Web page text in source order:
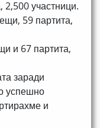
участници.
59 партита,
и 67 партита,
заради
успешно
и